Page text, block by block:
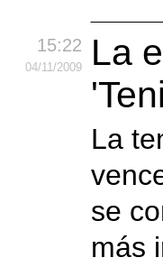
15:22
04/11/2009
La
La
se
más